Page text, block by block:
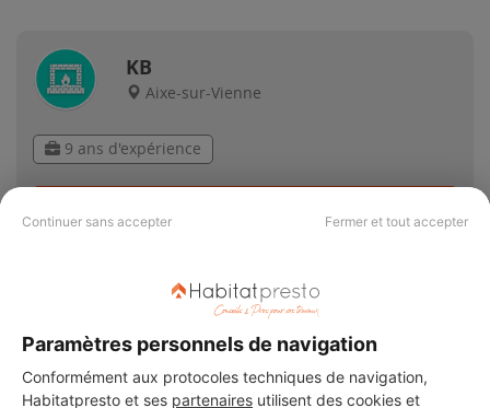
Continuer sans accepter Fermer et tout accepter
Paramètres personnels de navigation
Conformément aux protocoles techniques de navigation,
Habitatpresto et ses partenaires utilisent des cookies et
KB
Aixe-sur-Vienne
9 ans d'expérience
Artisan multiservices
Aixe-sur-Vienne
Voir sa fiche